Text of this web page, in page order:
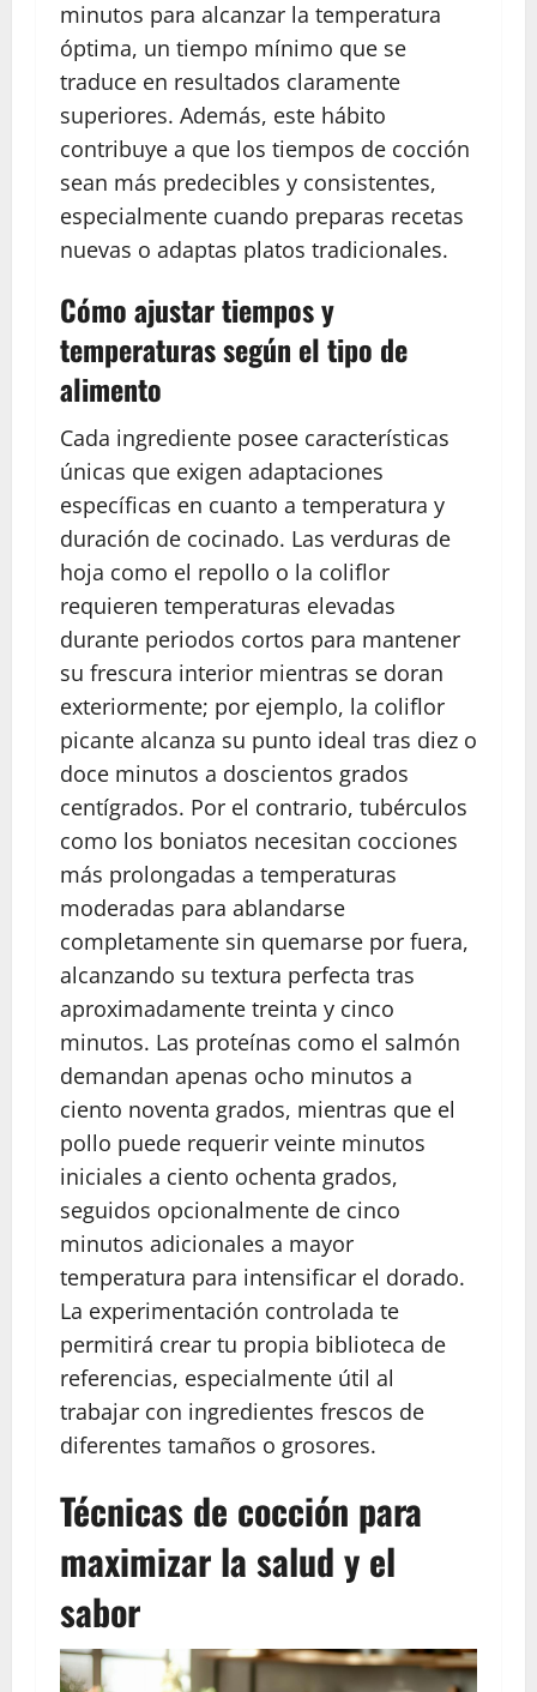
minutos para alcanzar la temperatura
óptima, un tiempo mínimo que se
traduce en resultados claramente
superiores. Además, este hábito
contribuye a que los tiempos de cocción
sean más predecibles y consistentes,
especialmente cuando preparas recetas
nuevas o adaptas platos tradicionales.
Cómo ajustar tiempos y
temperaturas según el tipo de
alimento
Cada ingrediente posee características
únicas que exigen adaptaciones
específicas en cuanto a temperatura y
duración de cocinado. Las verduras de
hoja como el repollo o la coliflor
requieren temperaturas elevadas
durante periodos cortos para mantener
su frescura interior mientras se doran
exteriormente; por ejemplo, la coliflor
picante alcanza su punto ideal tras diez o
doce minutos a doscientos grados
centígrados. Por el contrario, tubérculos
como los boniatos necesitan cocciones
más prolongadas a temperaturas
moderadas para ablandarse
completamente sin quemarse por fuera,
alcanzando su textura perfecta tras
aproximadamente treinta y cinco
minutos. Las proteínas como el salmón
demandan apenas ocho minutos a
ciento noventa grados, mientras que el
pollo puede requerir veinte minutos
iniciales a ciento ochenta grados,
seguidos opcionalmente de cinco
minutos adicionales a mayor
temperatura para intensificar el dorado.
La experimentación controlada te
permitirá crear tu propia biblioteca de
referencias, especialmente útil al
trabajar con ingredientes frescos de
diferentes tamaños o grosores.
Técnicas de cocción para
maximizar la salud y el
sabor